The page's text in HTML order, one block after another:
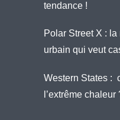
tendance !
Polar Street X :
urbain qui veut
Western States :
l’extrême chaleur